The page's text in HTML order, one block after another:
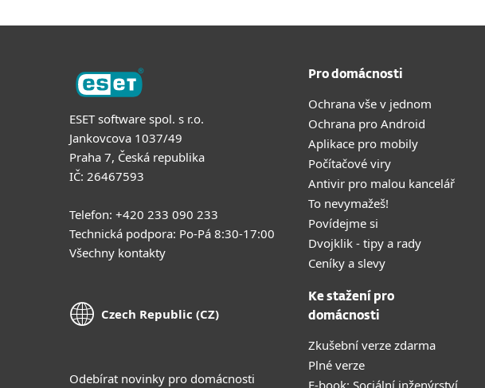
ESET software spol. s r.o.
Jankovcova 1037/49
Praha 7, Česká republika
IČ: 26467593
Telefon: +420 233 090 233
Technická podpora: Po-Pá 8:30-17:00
Všechny kontakty
Czech Republic (CZ)
Odebírat novinky pro domácnosti
Pro domácnosti
Ochrana vše v jednom
Ochrana pro Android
Aplikace pro mobily
Počítačové viry
Antivir pro malou kancelář
To nevymažeš!
Povídejme si
Dvojklik - tipy a rady
Ceníky a slevy
Ke stažení pro
domácnosti
Zkušební verze zdarma
Plné verze
E-book: Sociální inženýrství